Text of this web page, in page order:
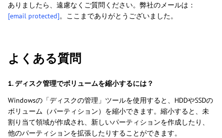
ありましたら、遠慮なくご質問ください。弊社のメールは：
[email protected]。ここまでありがとうございました。
よくある質問
1. ディスク管理でボリュームを縮小するには？
Windowsの「ディスクの管理」ツールを使用すると、HDDやSSDの
ボリューム（パーティション）を縮小できます。縮小すると、未
割り当て領域が作成され、新しいパーティションを作成したり、
他のパーティションを拡張したりすることができます。